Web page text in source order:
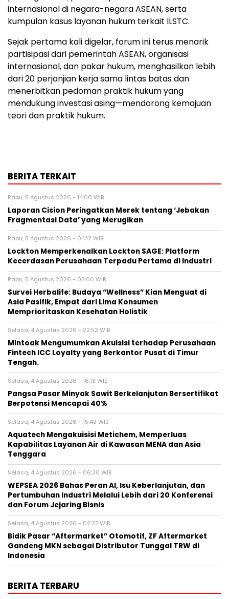
internasional di negara-negara ASEAN, serta
kumpulan kasus layanan hukum terkait ILSTC.
Sejak pertama kali digelar, forum ini terus menarik
partisipasi dari pemerintah ASEAN, organisasi
internasional, dan pakar hukum, menghasilkan lebih
dari 20 perjanjian kerja sama lintas batas dan
menerbitkan pedoman praktik hukum yang
mendukung investasi asing—mendorong kemajuan
teori dan praktik hukum.
BERITA TERKAIT
Rabu, 5 Agustus 2026 - 14:00 WIB
Laporan Cision Peringatkan Merek tentang ‘Jebakan
Fragmentasi Data’ yang Merugikan
Rabu, 5 Agustus 2026 - 04:12 WIB
Lockton Memperkenalkan Lockton SAGE: Platform
Kecerdasan Perusahaan Terpadu Pertama di Industri
Rabu, 5 Agustus 2026 - 03:00 WIB
Survei Herbalife: Budaya “Wellness” Kian Menguat di
Asia Pasifik, Empat dari Lima Konsumen
Memprioritaskan Kesehatan Holistik
Selasa, 4 Agustus 2026 - 22:52 WIB
Mintoak Mengumumkan Akuisisi terhadap Perusahaan
Fintech ICC Loyalty yang Berkantor Pusat di Timur
Tengah.
Selasa, 4 Agustus 2026 - 16:13 WIB
Pangsa Pasar Minyak Sawit Berkelanjutan Bersertifikat
Berpotensi Mencapai 40%
Selasa, 4 Agustus 2026 - 15:43 WIB
Aquatech Mengakuisisi Metichem, Memperluas
Kapabilitas Layanan Air di Kawasan MENA dan Asia
Tenggara
Selasa, 4 Agustus 2026 - 06:30 WIB
WEPSEA 2026 Bahas Peran AI, Isu Keberlanjutan, dan
Pertumbuhan Industri Melalui Lebih dari 20 Konferensi
dan Forum Jejaring Bisnis
Selasa, 4 Agustus 2026 - 02:37 WIB
Bidik Pasar “Aftermarket” Otomotif, ZF Aftermarket
Gandeng MKN sebagai Distributor Tunggal TRW di
Indonesia
BERITA TERBARU